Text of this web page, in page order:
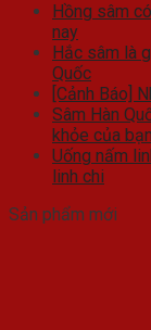
Hồng sâm
nay
Hắc sâm là
Quốc
[Cảnh Báo]
Sâm Hàn
khỏe của
Uống nấm
linh chi
Sản phẩm mới